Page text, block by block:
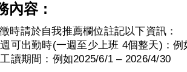
內容 :
時請於自我推薦欄位註記以下資訊：
可出勤時(一週至少上班 4個整天)：
讀期間：例如2025/6/1 – 2026/4/30